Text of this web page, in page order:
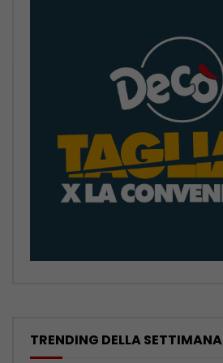
TRENDING DELLA SETTIMANA